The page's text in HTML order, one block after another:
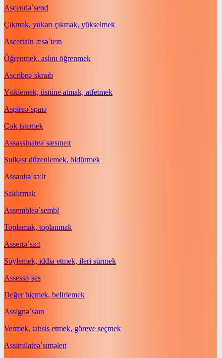
Ascendəˈsend
Çıkmak, yukarı çıkmak, yükselmek
Ascertain ˌæsəˈteɪn
Öğrenmek, aslını öğrenmek
Ascribeəˈskraɪb
Yüklemek, üstüne atmak, atfetmek
Aspireəˈspaɪə
Çok istemek
Assassinateəˈsæsɪneɪt
Suikast düzenlemek, öldürmek
Assaultəˈsɔːlt
Saldırmak
Assembleəˈsembl̩
Toplamak, toplanmak
Assertəˈsɜːt
Söylemek, iddia etmek, ileri sürmek
Assessəˈses
Değer biçmek, belirlemek
Assignəˈsaɪn
Vermek, tahsis etmek, göreve seçmek
Assimilateəˈsɪməleɪt